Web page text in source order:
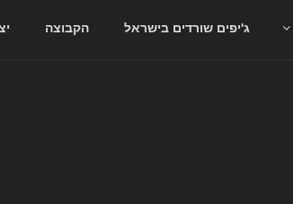
ג'יפים שורדים בישראל הקבוצה